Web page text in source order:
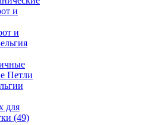
и
и
Петли
для
(49)